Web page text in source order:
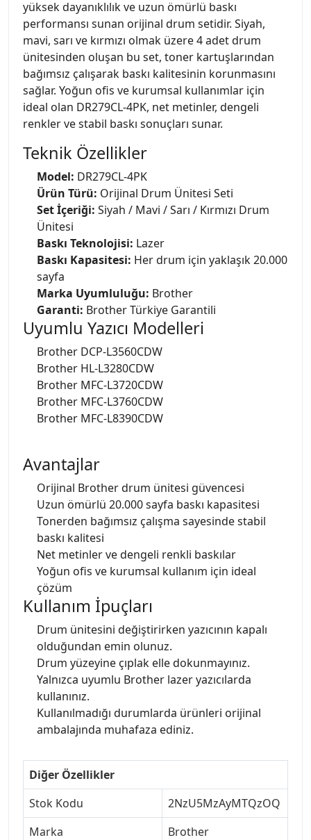
yüksek dayanıklılık ve uzun ömürlü baskı
performansı sunan orijinal drum setidir. Siyah,
mavi, sarı ve kırmızı olmak üzere 4 adet drum
ünitesinden oluşan bu set, toner kartuşlarından
bağımsız çalışarak baskı kalitesinin korunmasını
sağlar. Yoğun ofis ve kurumsal kullanımlar için
ideal olan DR279CL-4PK, net metinler, dengeli
renkler ve stabil baskı sonuçları sunar.
Teknik Özellikler
Model: DR279CL-4PK
Ürün Türü: Orijinal Drum Ünitesi Seti
Set İçeriği: Siyah / Mavi / Sarı / Kırmızı Drum
Ünitesi
Baskı Teknolojisi: Lazer
Baskı Kapasitesi: Her drum için yaklaşık 20.000
sayfa
Marka Uyumluluğu: Brother
Garanti: Brother Türkiye Garantili
Uyumlu Yazıcı Modelleri
Brother DCP-L3560CDW
Brother HL-L3280CDW
Brother MFC-L3720CDW
Brother MFC-L3760CDW
Brother MFC-L8390CDW
Avantajlar
Orijinal Brother drum ünitesi güvencesi
Uzun ömürlü 20.000 sayfa baskı kapasitesi
Tonerden bağımsız çalışma sayesinde stabil
baskı kalitesi
Net metinler ve dengeli renkli baskılar
Yoğun ofis ve kurumsal kullanım için ideal
çözüm
Kullanım İpuçları
Drum ünitesini değiştirirken yazıcının kapalı
olduğundan emin olunuz.
Drum yüzeyine çıplak elle dokunmayınız.
Yalnızca uyumlu Brother lazer yazıcılarda
kullanınız.
Kullanılmadığı durumlarda ürünleri orijinal
ambalajında muhafaza ediniz.
Diğer Özellikler
Stok Kodu
2NzU5MzAyMTQzOQ
Marka
Brother